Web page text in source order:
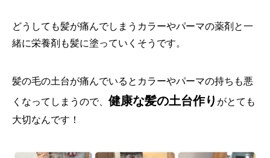
どうしても髪が痛んでしまうカラーやパーマの薬剤と一
緒に栄養剤も髪に塗っていくそうです。
髪の毛の土台が痛んでいるとカラーやパーマの持ちも悪
くなってしまうので、 健康な髪の土台作り がとても
大切なんです！